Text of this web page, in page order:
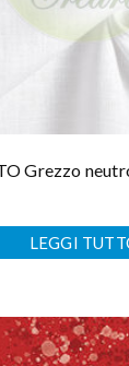
Grezzo
LEGGI